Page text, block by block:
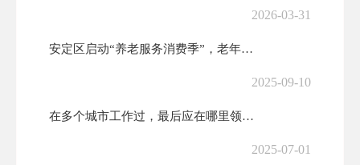
2026-03-31
安定区启动“养老服务消费季”，老年助餐优惠券来了！
2025-09-10
在多个城市工作过，最后应在哪里领基本养老金？
2025-07-01